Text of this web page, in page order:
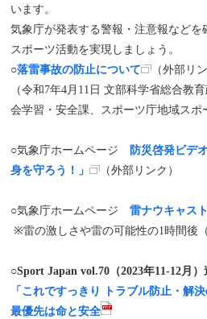
います。
気象庁が発表する警報・注意報など
スポーツ活動を実現しましょう。
○落雷事故の防止について
（外部リ
（令和7年4月11日 文部科学省総合教
会学習・安全課、スポーツ庁地域ス
○気象庁ホームページ
防災啓発ビデ
身を守ろう！」
（外部リンク）
○気象庁ホームページ雷ナウキャス
※雷の激しさや雷の可能性の1時間後
○Sport Japan vol.70（2023年11-12月）
「これですっきり トラブル防止・解
最優先は命と安全